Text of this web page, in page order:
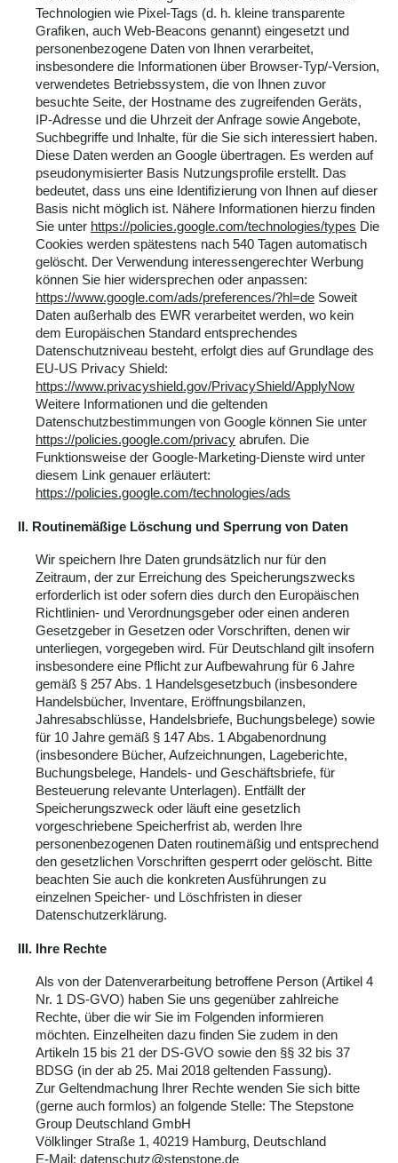
Technologien wie Pixel-Tags (d. h. kleine transparente
Grafiken, auch Web-Beacons genannt) eingesetzt und
personenbezogene Daten von Ihnen verarbeitet,
insbesondere die Informationen über Browser-Typ/-Version,
verwendetes Betriebssystem, die von Ihnen zuvor
besuchte Seite, der Hostname des zugreifenden Geräts,
IP-Adresse und die Uhrzeit der Anfrage sowie Angebote,
Suchbegriffe und Inhalte, für die Sie sich interessiert haben.
Diese Daten werden an Google übertragen. Es werden auf
pseudonymisierter Basis Nutzungsprofile erstellt. Das
bedeutet, dass uns eine Identifizierung von Ihnen auf dieser
Basis nicht möglich ist. Nähere Informationen hierzu finden
Sie unter https://policies.google.com/technologies/types Die
Cookies werden spätestens nach 540 Tagen automatisch
gelöscht. Der Verwendung interessengerechter Werbung
können Sie hier widersprechen oder anpassen:
https://www.google.com/ads/preferences/?hl=de Soweit
Daten außerhalb des EWR verarbeitet werden, wo kein
dem Europäischen Standard entsprechendes
Datenschutzniveau besteht, erfolgt dies auf Grundlage des
EU-US Privacy Shield:
https://www.privacyshield.gov/PrivacyShield/ApplyNow
Weitere Informationen und die geltenden
Datenschutzbestimmungen von Google können Sie unter
https://policies.google.com/privacy abrufen. Die
Funktionsweise der Google-Marketing-Dienste wird unter
diesem Link genauer erläutert:
https://policies.google.com/technologies/ads
II. Routinemäßige Löschung und Sperrung von Daten
Wir speichern Ihre Daten grundsätzlich nur für den
Zeitraum, der zur Erreichung des Speicherungszwecks
erforderlich ist oder sofern dies durch den Europäischen
Richtlinien- und Verordnungsgeber oder einen anderen
Gesetzgeber in Gesetzen oder Vorschriften, denen wir
unterliegen, vorgegeben wird. Für Deutschland gilt insofern
insbesondere eine Pflicht zur Aufbewahrung für 6 Jahre
gemäß § 257 Abs. 1 Handelsgesetzbuch (insbesondere
Handelsbücher, Inventare, Eröffnungsbilanzen,
Jahresabschlüsse, Handelsbriefe, Buchungsbelege) sowie
für 10 Jahre gemäß § 147 Abs. 1 Abgabenordnung
(insbesondere Bücher, Aufzeichnungen, Lageberichte,
Buchungsbelege, Handels- und Geschäftsbriefe, für
Besteuerung relevante Unterlagen). Entfällt der
Speicherungszweck oder läuft eine gesetzlich
vorgeschriebene Speicherfrist ab, werden Ihre
personenbezogenen Daten routinemäßig und entsprechend
den gesetzlichen Vorschriften gesperrt oder gelöscht. Bitte
beachten Sie auch die konkreten Ausführungen zu
einzelnen Speicher- und Löschfristen in dieser
Datenschutzerklärung.
III. Ihre Rechte
Als von der Datenverarbeitung betroffene Person (Artikel 4
Nr. 1 DS-GVO) haben Sie uns gegenüber zahlreiche
Rechte, über die wir Sie im Folgenden informieren
möchten. Einzelheiten dazu finden Sie zudem in den
Artikeln 15 bis 21 der DS-GVO sowie den §§ 32 bis 37
BDSG (in der ab 25. Mai 2018 geltenden Fassung).
Zur Geltendmachung Ihrer Rechte wenden Sie sich bitte
(gerne auch formlos) an folgende Stelle: The Stepstone
Group Deutschland GmbH
Völklinger Straße 1, 40219 Hamburg, Deutschland
E-Mail: datenschutz@stepstone.de